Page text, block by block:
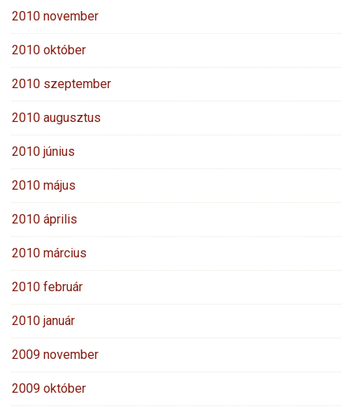
2010 november
2010 október
2010 szeptember
2010 augusztus
2010 június
2010 május
2010 április
2010 március
2010 február
2010 január
2009 november
2009 október